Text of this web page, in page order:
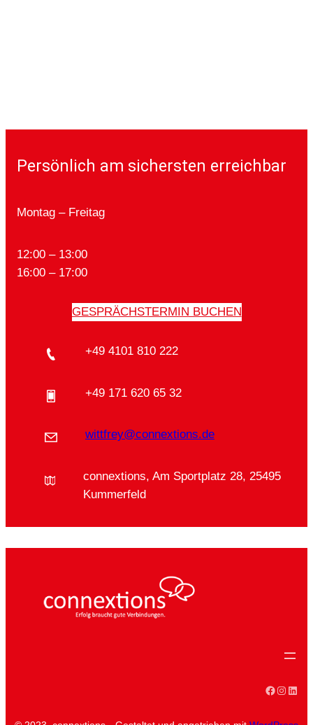
Persönlich am sichersten erreichbar
Montag – Freitag
12:00 – 13:00
16:00 – 17:00
GESPRÄCHSTERMIN BUCHEN
+49 4101 810 222
+49 171 620 65 32
wittfrey@connextions.de
connextions, Am Sportplatz 28, 25495
Kummerfeld
Facebook